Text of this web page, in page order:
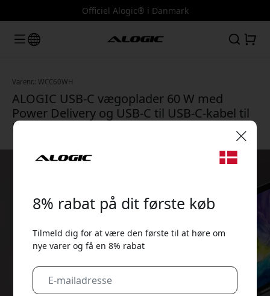
Officiel Alogic® i Danmark
Varenr.: WCC60WH
ALOGIC USB-C vægoplader 60 W med
Power Delivery og USB-C til USB-C-kabel til
laptop, tablet og mobil - Hvid
8% rabat på dit første køb
Tilmeld dig for at være den første til at høre om
nye varer og få en 8% rabat
🎉 Din rabatkode: